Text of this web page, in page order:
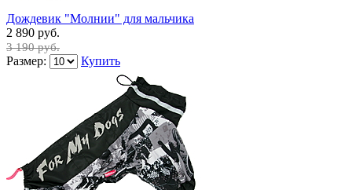
Дождевик "Молнии" для мальчика
2 890 руб.
3 190 руб.
Размер: Купить